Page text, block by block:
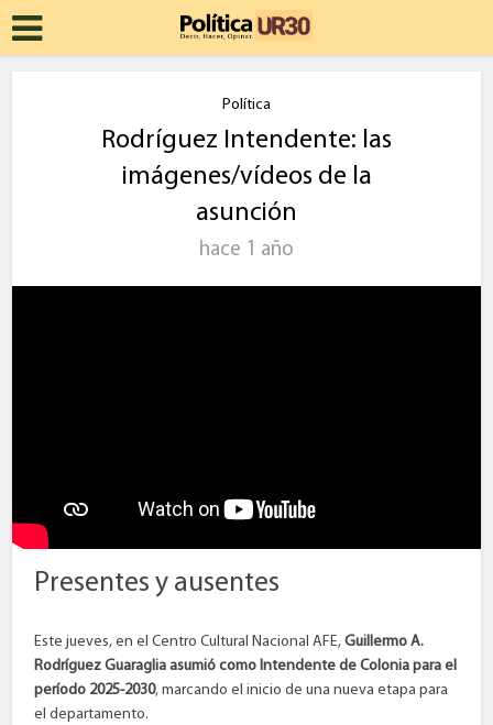
Política
Rodríguez Intendente: las
imágenes/vídeos de la
asunción
hace 1 año
Presentes y ausentes
Este jueves, en el Centro Cultural Nacional AFE,Guillermo A.
Rodríguez Guaraglia asumió como Intendente de Colonia para el
período 2025-2030, marcando el inicio de una nueva etapa para
el departamento.